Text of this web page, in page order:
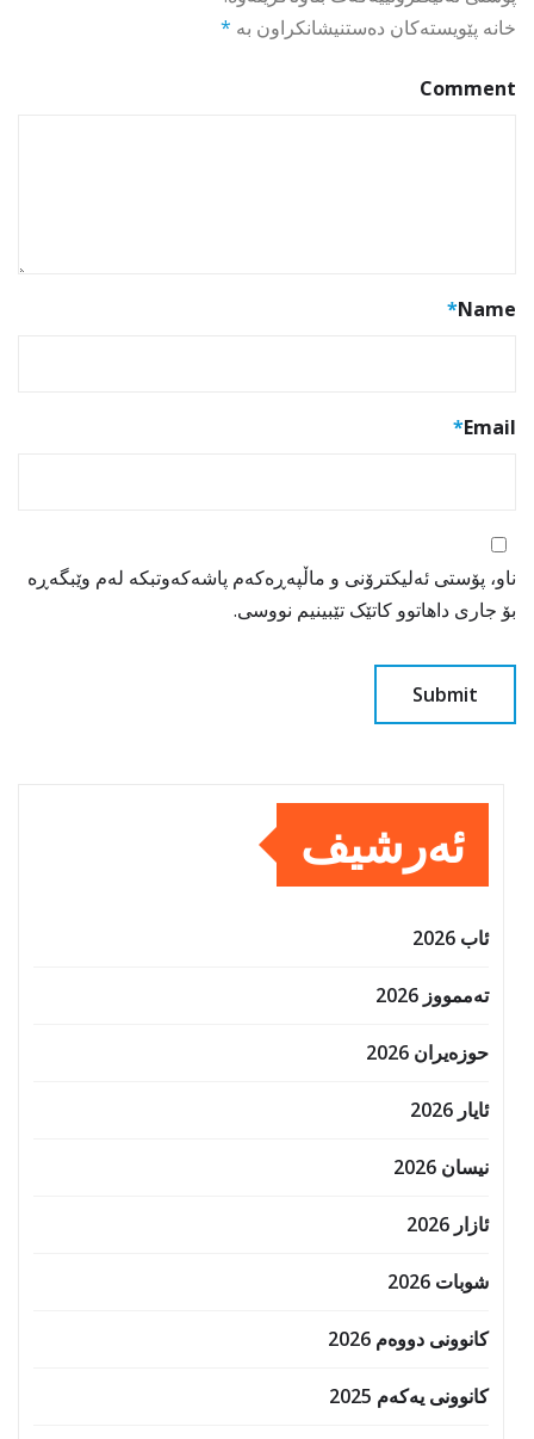
خانە پێویستەکان دەستنیشانکراون بە *
Comment
Name
*
Email
*
ناو، پۆستی ئەلیکترۆنی و ماڵپەڕەکەم پاشەکەوتبکە لەم وێبگەڕە
بۆ جاری داهاتوو کاتێک تێبینیم نووسی.
ئەرشیف
ئاب 2026
تەممووز 2026
حوزه‌یران 2026
ئایار 2026
نیسان 2026
ئازار 2026
شوبات 2026
کانوونی دووەم 2026
کانوونی یەکەم 2025